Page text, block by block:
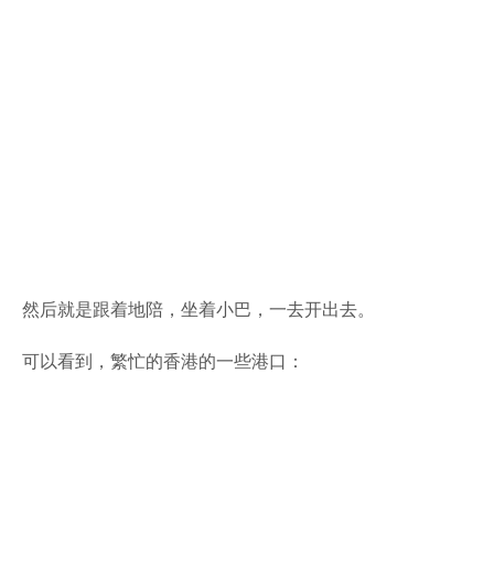
然后就是跟着地陪，坐着小巴，一去开出去。
可以看到，繁忙的香港的一些港口：